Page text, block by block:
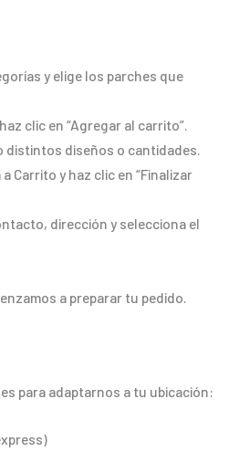
y elige los parches que
clic en “Agregar al carrito”.
distintos diseños o cantidades.
Carrito y haz clic en “Finalizar
dirección y selecciona el
a preparar tu pedido.
para adaptarnos a tu ubicación: